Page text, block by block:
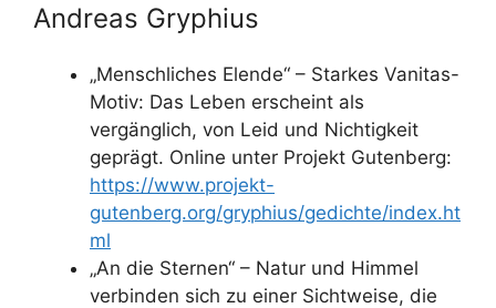
Andreas Gryphius
„Menschliches Elende“ – Starkes Vanitas-
Motiv: Das Leben erscheint als
vergänglich, von Leid und Nichtigkeit
geprägt. Online unter Projekt Gutenberg:
https://www.projekt-
gutenberg.org/gryphius/gedichte/index.ht
ml
„An die Sternen“ – Natur und Himmel
verbinden sich zu einer Sichtweise, die